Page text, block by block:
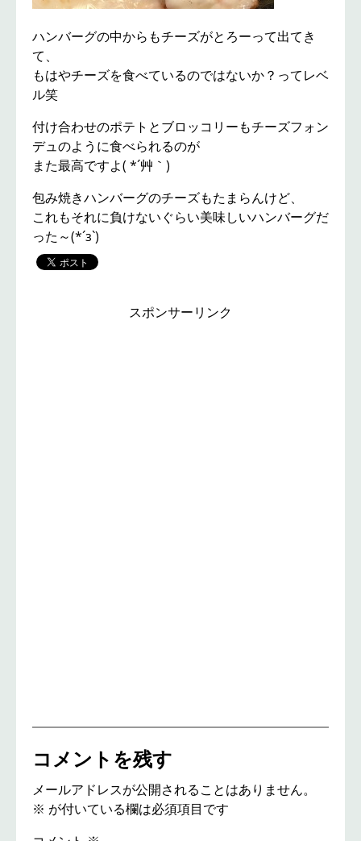
ハンバーグの中からもチーズがとろーって出てき
て、
もはやチーズを食べているのではないか？ってレベ
ル笑
付け合わせのポテトとブロッコリーもチーズフォン
デュのように食べられるのが
また最高ですよ( *´艸｀)
包み焼きハンバーグのチーズもたまらんけど、
これもそれに負けないぐらい美味しいハンバーグだ
った～(*´з`)
スポンサーリンク
コメントを残す
メールアドレスが公開されることはありません。
※ が付いている欄は必須項目です